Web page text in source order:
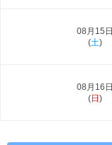
08月15日
(土)
08月16日
(日 )